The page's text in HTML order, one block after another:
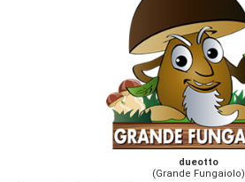
dueotto
(Grande Fungaiolo)